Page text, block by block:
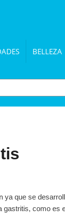
BELLEZA
que se
como es